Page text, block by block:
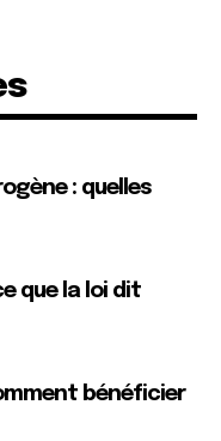
: quelles
que la loi dit
bénéficier